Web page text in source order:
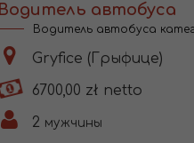
Водитель автобуса
Водитель автобуса
Gryfice (Грыфице)
6700,00 zł netto
2 мужчины